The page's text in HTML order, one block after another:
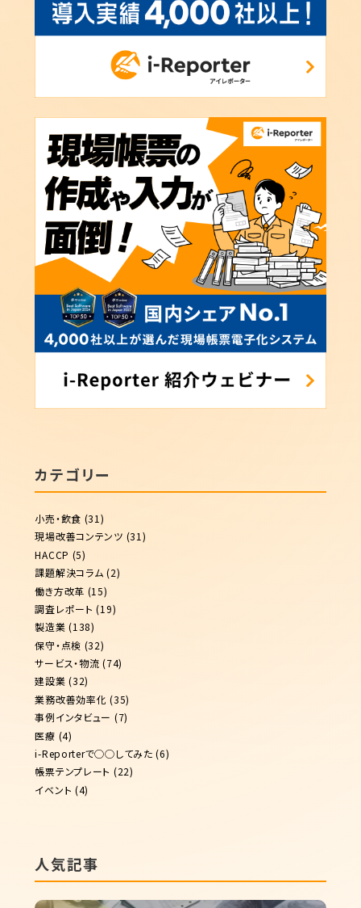
カテゴリー
小売・飲食 (31)
現場改善コンテンツ (31)
HACCP (5)
課題解決コラム (2)
働き方改革 (15)
調査レポート (19)
製造業 (138)
保守・点検 (32)
サービス・物流 (74)
建設業 (32)
業務改善効率化 (35)
事例インタビュー (7)
医療 (4)
i-Reporterで◯◯してみた (6)
帳票テンプレート (22)
イベント (4)
人気記事